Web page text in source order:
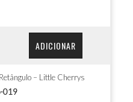
ADICIONAR
– Little Cherrys
019